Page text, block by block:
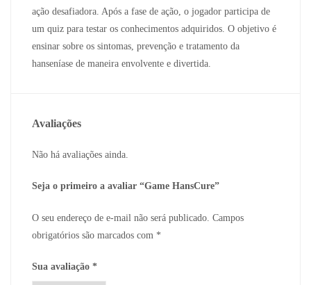
ação desafiadora. Após a fase de ação, o jogador participa de
um quiz para testar os conhecimentos adquiridos. O objetivo é
ensinar sobre os sintomas, prevenção e tratamento da
hanseníase de maneira envolvente e divertida.
Avaliações
Não há avaliações ainda.
Seja o primeiro a avaliar “Game HansCure”
O seu endereço de e-mail não será publicado. Campos
obrigatórios são marcados com *
Sua avaliação *